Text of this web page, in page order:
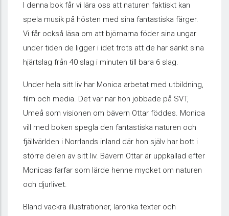
I denna bok får vi lära oss att naturen faktiskt kan
spela musik på hösten med sina fantastiska färger.
Vi får också läsa om att björnarna föder sina ungar
under tiden de ligger i idet trots att de har sänkt sina
hjärtslag från 40 slag i minuten till bara 6 slag.
Under hela sitt liv har Monica arbetat med utbildning,
film och media. Det var när hon jobbade på SVT,
Umeå som visionen om bävern Ottar föddes. Monica
vill med boken spegla den fantastiska naturen och
fjällvärlden i Norrlands inland där hon själv har bott i
större delen av sitt liv. Bävern Ottar är uppkallad efter
Monicas farfar som lärde henne mycket om naturen
och djurlivet.
Bland vackra illustrationer, lärorika texter och